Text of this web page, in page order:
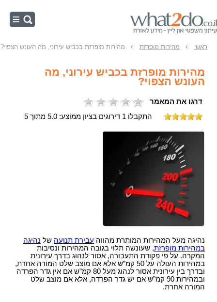
ראשי
מהירות מופרזת
משפט תעבורה
עבירות תנועה
ראשי מהירות מופרזת מהירות מופרזת בכביש עירוני, מה העונש הצפוי?
מהירות מופרזת בכביש עירוני, מה
העונש הצפוי?
דרגו את המאמר
התקבלו 1 דירוגים בציון ממוצע: 5.0 מתוך 5
נהיגה מעל המהירות המותרת מהווה עבירת תנועה של נהיגה
במהירות מופרזת, שעונשה תלוי בגובה המהירות ונסיבות
המקרה. על פי פקודת התעבורה, אסור לנהוג בדרך עירונית
במהירות העולה על 50 קמ”ש אלא אם מוצב שלט המורה אחרת,
ובדרך בין עירונית אסור לנהוג מעל 80 קמ”ש אם אין גדר הפרדה
ובמהירות 90 קמ”ש אם יש גדר הפרדה, אלא אם מוצב שלט
המורה אחרת.